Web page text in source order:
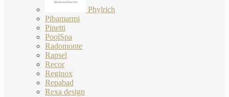
Phylrich
Pibamarmi
Pinetti
PoolSpa
Radomonte
Rapsel
Recor
Reginox
Repabad
Rexa design